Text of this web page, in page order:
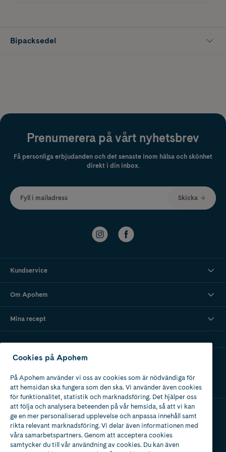
Bipacksedel
Prenumerera på vårt nyhetsbrev
Få personliga erbjudanden och det senaste inom hälsa och skönhet
direkt i din inbox.
Fyll i mailadress Skicka
Kundservice
Om Apohem
Mina recept
Ladda ner vår app
Apotek med tillstånd
Cookies på Apohem
På Apohem använder vi oss av cookies som är nödvändiga för
att hemsidan ska fungera som den ska. Vi använder även cookies
för funktionalitet, statistik och marknadsföring. Det hjälper oss
att följa och analysera beteenden på vår hemsida, så att vi kan
ge en mer personaliserad upplevelse och anpassa innehåll samt
rikta relevant marknadsföring. Vi delar även informationen med
våra samarbetspartners. Genom att acceptera cookies
samtycker du till vår användning av cookies. Du kan även